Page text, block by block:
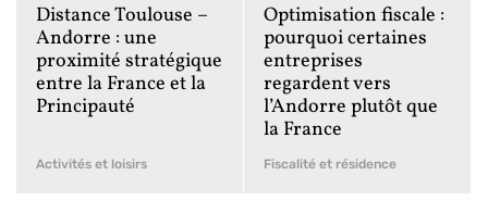
Distance Toulouse –
Andorre : une
proximité stratégique
entre la France et la
Principauté
Activités et loisirs
Optimisation fiscale :
pourquoi certaines
entreprises
regardent vers
l’Andorre plutôt que
la France
Fiscalité et résidence